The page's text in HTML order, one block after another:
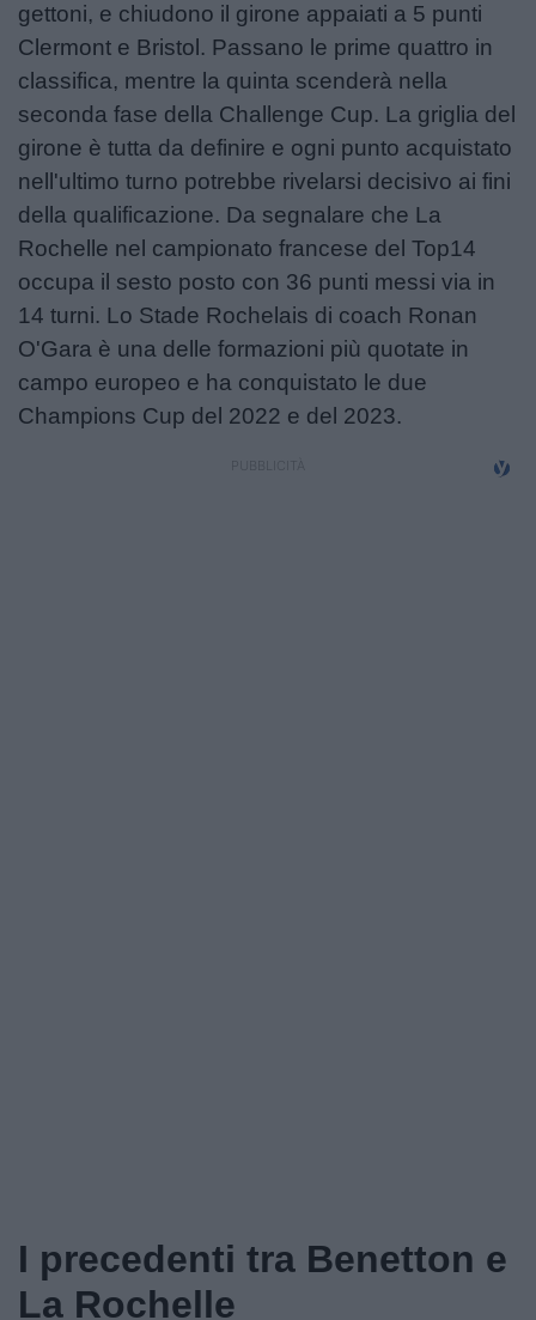
gettoni, e chiudono il girone appaiati a 5 punti
Clermont e Bristol. Passano le prime quattro in
classifica, mentre la quinta scenderà nella
seconda fase della Challenge Cup. La griglia del
girone è tutta da definire e ogni punto acquistato
nell'ultimo turno potrebbe rivelarsi decisivo ai fini
della qualificazione. Da segnalare che La
Rochelle nel campionato francese del Top14
occupa il sesto posto con 36 punti messi via in
14 turni. Lo Stade Rochelais di coach Ronan
O'Gara è una delle formazioni più quotate in
campo europeo e ha conquistato le due
Champions Cup del 2022 e del 2023.
I precedenti tra Benetton e
La Rochelle